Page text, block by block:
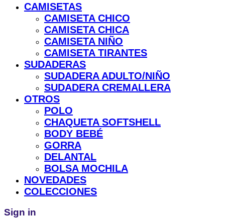
CAMISETAS
CAMISETA CHICO
CAMISETA CHICA
CAMISETA NIÑO
CAMISETA TIRANTES
SUDADERAS
SUDADERA ADULTO/NIÑO
SUDADERA CREMALLERA
OTROS
POLO
CHAQUETA SOFTSHELL
BODY BEBÉ
GORRA
DELANTAL
BOLSA MOCHILA
NOVEDADES
COLECCIONES
Sign in